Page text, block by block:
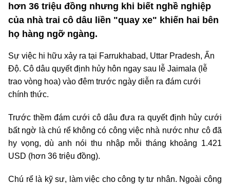
hơn 36 triệu đồng nhưng khi biết nghề nghiệp
của nhà trai cô dâu liền "quay xe" khiến hai bên
họ hàng ngỡ ngàng.
Sự việc hi hữu xảy ra tại Farrukhabad, Uttar Pradesh, Ấn
Độ. Cô dâu quyết định hủy hôn ngay sau lễ Jaimala (lễ
trao vòng hoa) vào đêm trước ngày diễn ra đám cưới
chính thức.
Trước thềm đám cưới cô dâu đưa ra quyết định hủy cưới
bất ngờ là chú rể không có công việc nhà nước như cô đã
hy vọng, dù anh nói thu nhập mỗi tháng khoảng 1.421
USD (hơn 36 triệu đồng).
Chú rể là kỹ sư, làm việc cho công ty tư nhân. Ngoài công